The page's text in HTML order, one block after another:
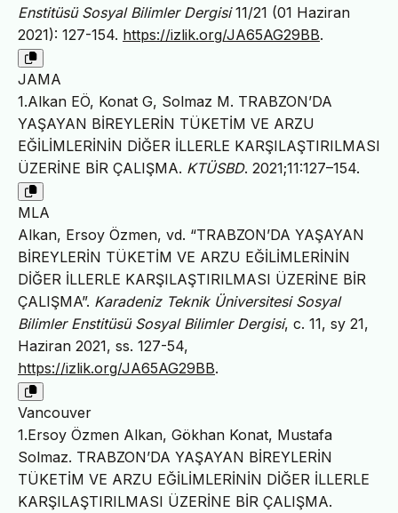
Enstitüsü Sosyal Bilimler Dergisi11/21 (01 Haziran
2021): 127-154. https://izlik.org/JA65AG29BB.
JAMA
1.Alkan EÖ, Konat G, Solmaz M. TRABZON’DA
YAŞAYAN BİREYLERİN TÜKETİM VE ARZU
EĞİLİMLERİNİN DİĞER İLLERLE KARŞILAŞTIRILMASI
ÜZERİNE BİR ÇALIŞMA. KTÜSBD. 2021;11:127–154.
MLA
Alkan, Ersoy Özmen, vd. “TRABZON’DA YAŞAYAN
BİREYLERİN TÜKETİM VE ARZU EĞİLİMLERİNİN
DİĞER İLLERLE KARŞILAŞTIRILMASI ÜZERİNE BİR
ÇALIŞMA”. Karadeniz Teknik Üniversitesi Sosyal
Bilimler Enstitüsü Sosyal Bilimler Dergisi, c. 11, sy 21,
Haziran 2021, ss. 127-54,
https://izlik.org/JA65AG29BB.
Vancouver
1.Ersoy Özmen Alkan, Gökhan Konat, Mustafa
Solmaz. TRABZON’DA YAŞAYAN BİREYLERİN
TÜKETİM VE ARZU EĞİLİMLERİNİN DİĞER İLLERLE
KARŞILAŞTIRILMASI ÜZERİNE BİR ÇALIŞMA.